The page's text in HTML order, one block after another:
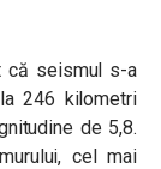
că seismul s-a
246 kilometri
de 5,8.
cel mai